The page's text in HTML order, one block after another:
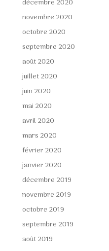
décembre 2020
novembre 2020
octobre 2020
septembre 2020
août 2020
juillet 2020
juin 2020
mai 2020
avril 2020
mars 2020
février 2020
janvier 2020
décembre 2019
novembre 2019
octobre 2019
septembre 2019
août 2019